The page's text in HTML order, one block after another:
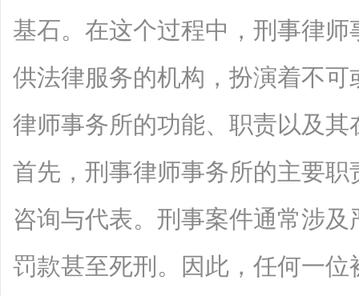
基石。在这个过程中，刑事律
供法律服务的机构，扮演着不
律师事务所的功能、职责以及
首先，刑事律师事务所的主要
咨询与代表。刑事案件通常涉
罚款甚至死刑。因此，任何一位